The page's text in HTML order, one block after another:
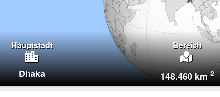
Hauptstadt Bereich
Dhaka 148.460 km2